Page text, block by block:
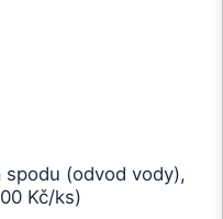
(odvod vody),
Kč/ks)